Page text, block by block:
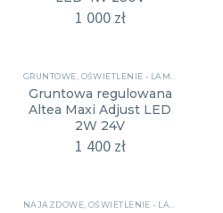
1 000 zł
GRUNTOWE, OŚWIETLENIE - LAMPY
Gruntowa regulowana
Altea Maxi Adjust LED
2W 24V
1 400 zł
NAJAZDOWE, OŚWIETLENIE - LAMPY